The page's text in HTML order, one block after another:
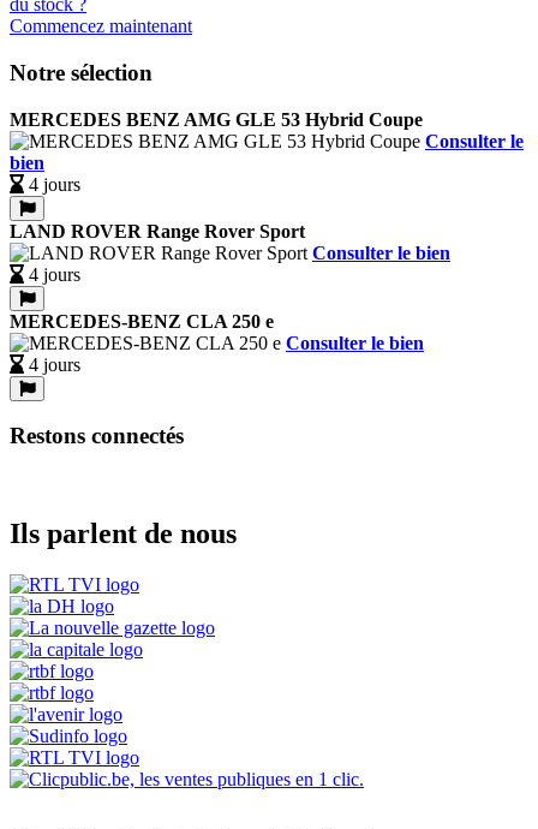
Commencez maintenant
Notre sélection
MERCEDES BENZ AMG GLE 53 Hybrid Coupe
Consulter le
bien
4 jours
LAND ROVER Range Rover Sport
Consulter le bien
4 jours
MERCEDES-BENZ CLA 250 e
Consulter le bien
4 jours
Restons connectés
Ils parlent de nous